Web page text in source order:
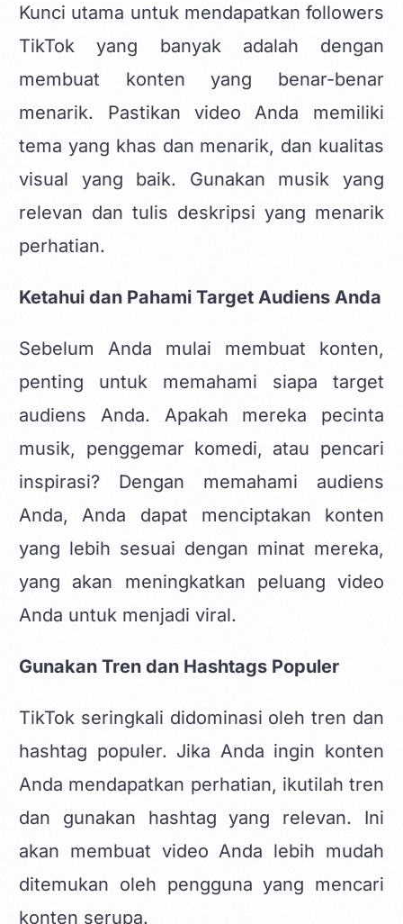
Kunci utama untuk mendapatkan followers
TikTok yang banyak adalah dengan
membuat konten yang benar-benar
menarik. Pastikan video Anda memiliki
tema yang khas dan menarik, dan kualitas
visual yang baik. Gunakan musik yang
relevan dan tulis deskripsi yang menarik
perhatian.
Ketahui dan Pahami Target Audiens Anda
Sebelum Anda mulai membuat konten,
penting untuk memahami siapa target
audiens Anda. Apakah mereka pecinta
musik, penggemar komedi, atau pencari
inspirasi? Dengan memahami audiens
Anda, Anda dapat menciptakan konten
yang lebih sesuai dengan minat mereka,
yang akan meningkatkan peluang video
Anda untuk menjadi viral.
Gunakan Tren dan Hashtags Populer
TikTok seringkali didominasi oleh tren dan
hashtag populer. Jika Anda ingin konten
Anda mendapatkan perhatian, ikutilah tren
dan gunakan hashtag yang relevan. Ini
akan membuat video Anda lebih mudah
ditemukan oleh pengguna yang mencari
konten serupa.